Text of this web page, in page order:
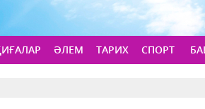
ӘЛЕМ ТАРИХ СПОРТ